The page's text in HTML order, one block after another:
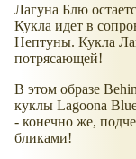
Лагуна Блю
Кукла идет в
Нептуны. Кукла
потрясающей!
В этом образе
куклы Lagoona
- конечно же,
бликами!